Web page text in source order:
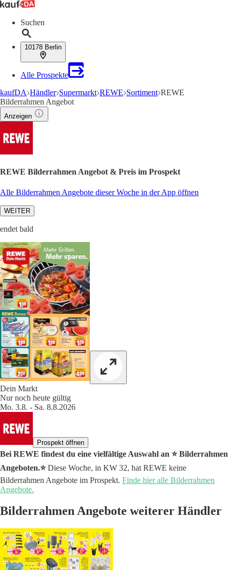
Suchen
10178 Berlin
Alle Prospekte
kaufDA Händler Supermarkt REWE Sortiment REWE
Bilderrahmen Angebot
Anzeigen
REWE Bilderrahmen Angebot & Preis im Prospekt
Alle Bilderrahmen Angebote dieser Woche in der App öffnen
WEITER
endet bald
Dein Markt
Nur noch heute gültig
Mo. 3.8. - Sa. 8.8.2026
Prospekt öffnen
Bei REWE findest du eine vielfältige Auswahl an ⭐️ Bilderrahmen
Angeboten.⭐️Diese Woche, in KW 32, hat REWE keine
Bilderrahmen Angebote im Prospekt. Finde hier alle Bilderrahmen
Angebote.
Bilderrahmen Angebote weiterer Händler